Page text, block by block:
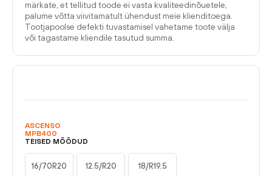
märkate, et tellitud toode ei vasta kvaliteedinõuetele,
palume võtta viivitamatult ühendust meie klienditoega.
Tootjapoolse defekti tuvastamisel vahetame toote välja
või tagastame kliendile tasutud summa.
ASCENSO
MPB400
TEISED MÕÕDUD
16/70R20 12.5/R20 18/R19.5